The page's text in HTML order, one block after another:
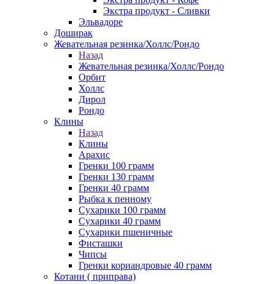
Экстра продукт - Сливки
Эльвадоре
Доширак
Жевательная резинка/Холлс/Рондо
Назад
Жевательная резинка/Холлс/Рондо
Орбит
Холлс
Дирол
Рондо
Клины
Назад
Клины
Арахис
Гренки 100 грамм
Гренки 130 грамм
Гренки 40 грамм
Рыбка к пенному
Сухарики 100 грамм
Сухарики 40 грамм
Сухарики пшеничные
Фисташки
Чипсы
Гренки кориандровые 40 грамм
Котани ( приправа)